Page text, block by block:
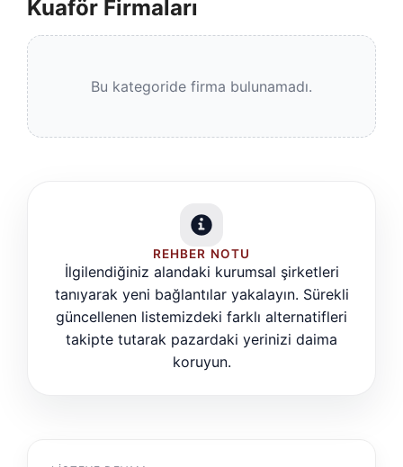
Kuaför Firmaları
Bu kategoride firma bulunamadı.
REHBER NOTU
İlgilendiğiniz alandaki kurumsal şirketleri
tanıyarak yeni bağlantılar yakalayın. Sürekli
güncellenen listemizdeki farklı alternatifleri
takipte tutarak pazardaki yerinizi daima
koruyun.